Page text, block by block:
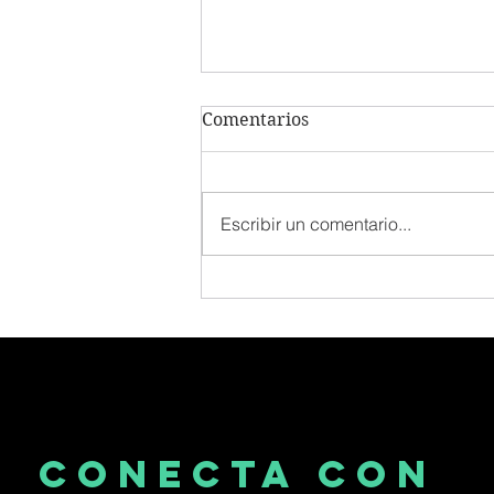
El Ecosistema
Comentarios
Escribir un comentario...
CONECTA CON